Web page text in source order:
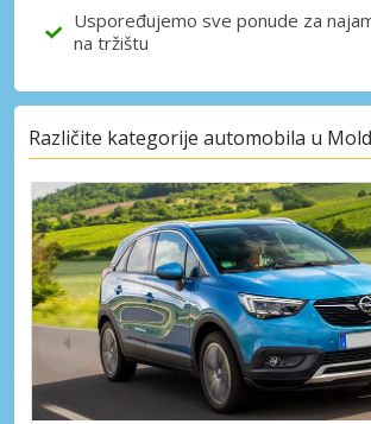
Uspoređujemo sve ponude za
na tržištu
Različite kategorije automobila u